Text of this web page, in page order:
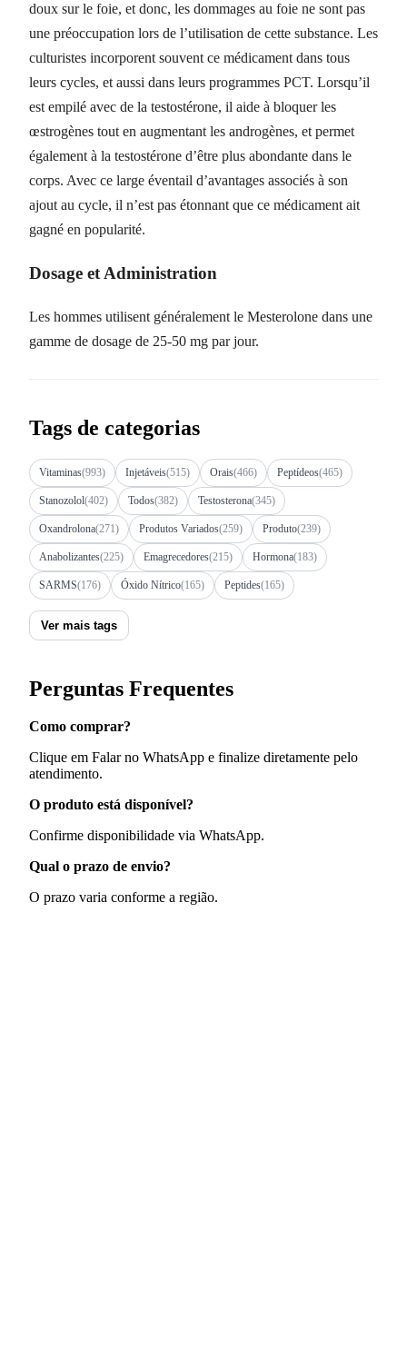
doux sur le foie, et donc, les dommages au foie ne sont pas
une préoccupation lors de l’utilisation de cette substance. Les
culturistes incorporent souvent ce médicament dans tous
leurs cycles, et aussi dans leurs programmes PCT. Lorsqu’il
est empilé avec de la testostérone, il aide à bloquer les
œstrogènes tout en augmentant les androgènes, et permet
également à la testostérone d’être plus abondante dans le
corps. Avec ce large éventail d’avantages associés à son
ajout au cycle, il n’est pas étonnant que ce médicament ait
gagné en popularité.
Dosage et Administration
Les hommes utilisent généralement le Mesterolone dans une
gamme de dosage de 25-50 mg par jour.
Tags de categorias
Vitaminas(993) Injetáveis(515) Orais(466) Peptídeos(465)
Stanozolol(402) Todos(382) Testosterona(345)
Oxandrolona(271) Produtos Variados(259) Produto(239)
Anabolizantes(225) Emagrecedores(215) Hormona(183)
SARMS(176) Óxido Nítrico(165) Peptides(165)
Ver mais tags
Perguntas Frequentes
Como comprar?
Clique em Falar no WhatsApp e finalize diretamente pelo
atendimento.
O produto está disponível?
Confirme disponibilidade via WhatsApp.
Qual o prazo de envio?
O prazo varia conforme a região.